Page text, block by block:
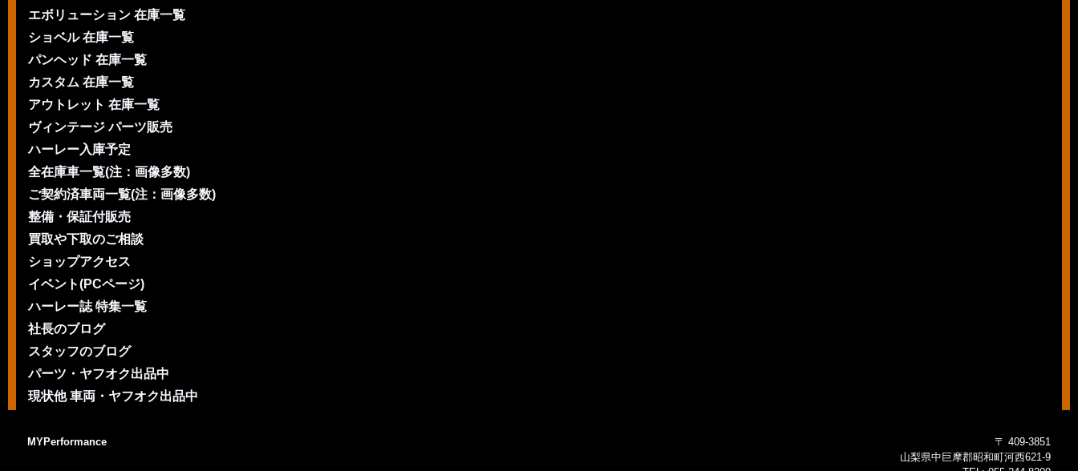
エボリューション 在庫一覧
ショベル 在庫一覧
パンヘッド 在庫一覧
カスタム 在庫一覧
アウトレット 在庫一覧
ヴィンテージ パーツ販売
ハーレー入庫予定
全在庫車一覧(注：画像多数)
ご契約済車両一覧(注：画像多数)
整備・保証付販売
買取や下取のご相談
ショップアクセス
イベント(PCページ)
ハーレー誌 特集一覧
社長のブログ
スタッフのブログ
パーツ・ヤフオク出品中
現状他 車両・ヤフオク出品中
MYPerformance
〒 409-3851
山梨県中巨摩郡昭和町河西621-9